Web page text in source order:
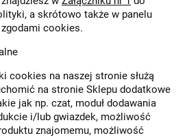
a skrótowo także w panelu
cookies.
cookies na naszej stronie służą
na stronie Sklepu dodatkowe
jak np. czat, moduł dodawania
i/lub gwiazdek, możliwość
znajomemu, możliwość